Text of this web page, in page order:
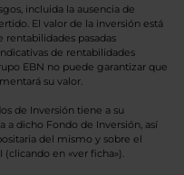
incluida la ausencia de
El valor de la inversión está
pasadas
de rentabilidades
EBN no puede garantizar que
su valor.
de Inversión tiene a su
dicho Fondo de Inversión, así
del mismo y sobre el
en «ver ficha»).